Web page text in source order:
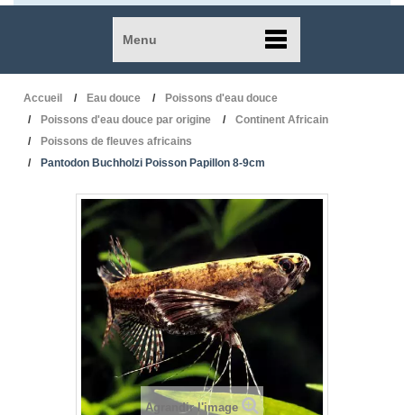
Menu
Accueil Eau douce
Poissons d'eau douce
Poissons d'eau douce par origine
Continent Africain
Poissons de fleuves africains
Pantodon Buchholzi Poisson Papillon 8-9cm
Agrandir l'image